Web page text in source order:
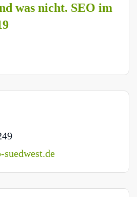
was nicht. SEO im
suedwest.de